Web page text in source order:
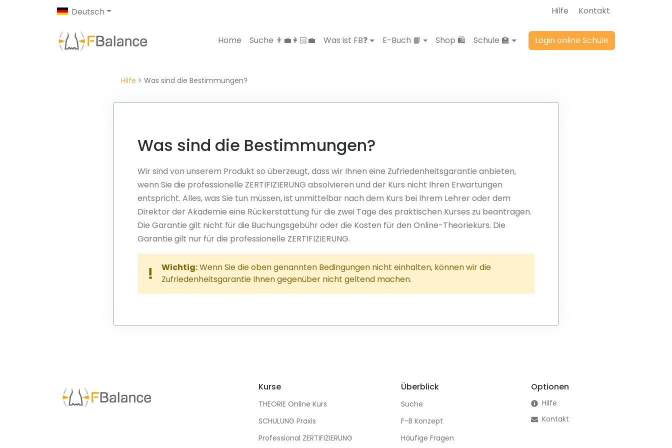
Deutsch Hilfe Kontakt
Home Suche 👨‍💼👩🏻‍💼 Was ist FB❓ E-Buch 📙 Shop 🛍️ Schule 🏫 Login online Schule
Hilfe > Was sind die Bestimmungen?
Was sind die Bestimmungen?
Wir sind von unserem Produkt so überzeugt, dass wir Ihnen eine Zufriedenheitsgarantie anbieten,
wenn Sie die professionelle ZERTIFIZIERUNG absolvieren und der Kurs nicht Ihren Erwartungen
entspricht. Alles, was Sie tun müssen, ist unmittelbar nach dem Kurs bei Ihrem Lehrer oder dem
Direktor der Akademie eine Rückerstattung für die zwei Tage des praktischen Kurses zu beantragen.
Die Garantie gilt nicht für die Buchungsgebühr oder die Kosten für den Online-Theoriekurs. Die
Garantie gilt nur für die professionelle ZERTIFIZIERUNG.
Wichtig:Wenn Sie die oben genannten Bedingungen nicht einhalten, können wir die
Zufriedenheitsgarantie Ihnen gegenüber nicht geltend machen.
Kurse
THEORIE Online Kurs
SCHULUNG Praxis
Professional ZERTIFIZIERUNG
Überblick
Suche
F-B Konzept
Häufige Fragen
Optionen
Hilfe
Kontakt